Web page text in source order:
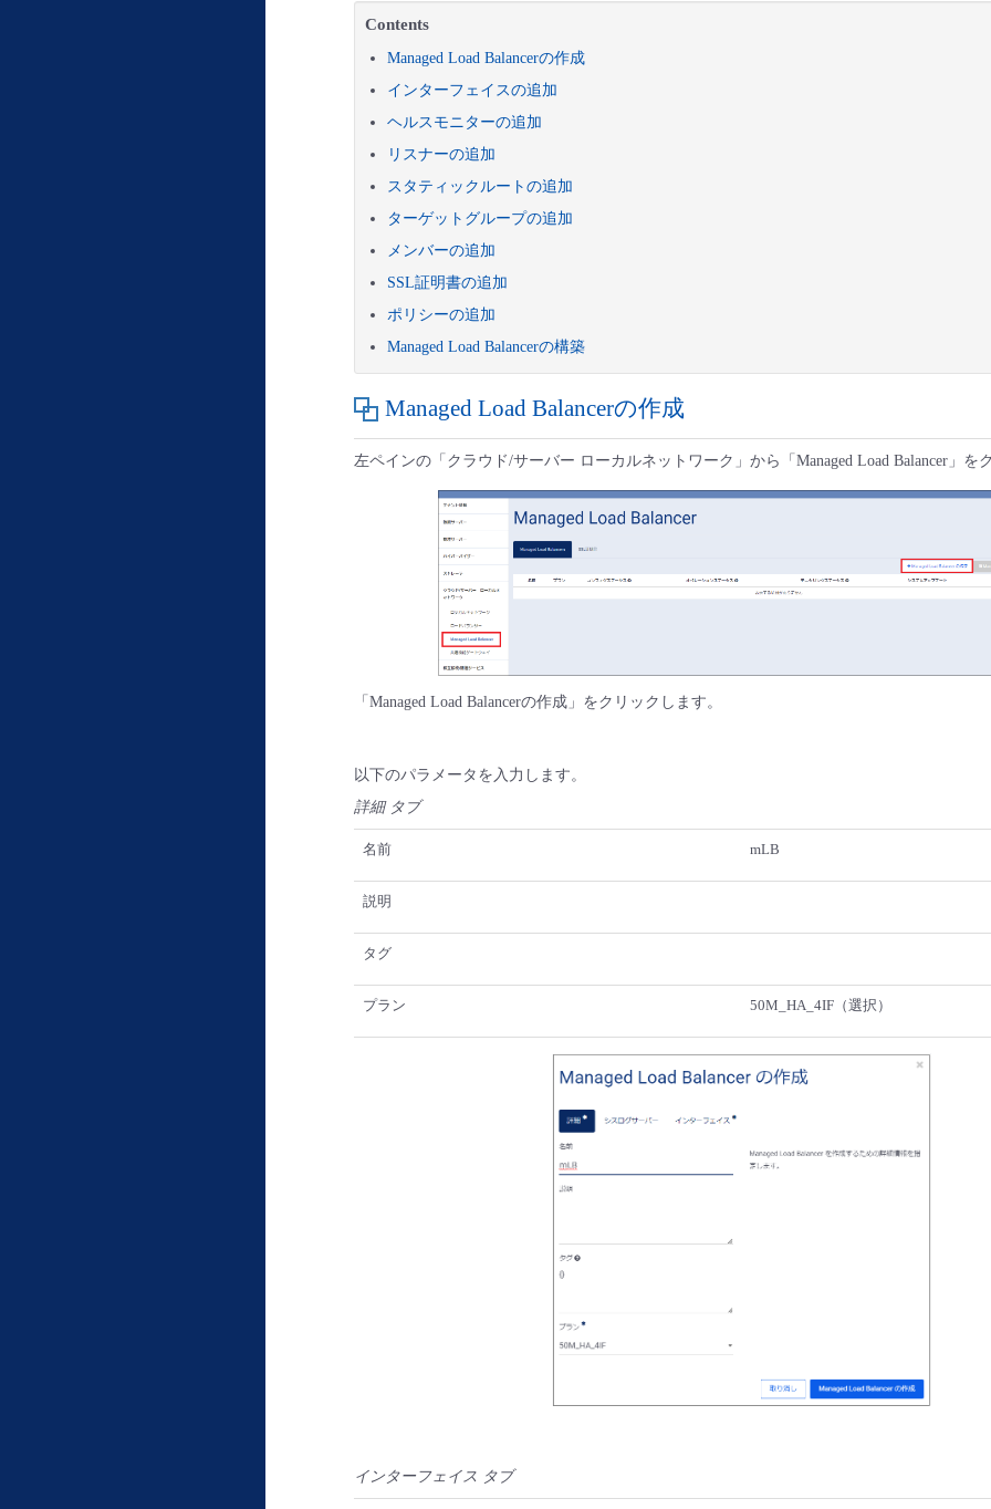
Contents
Managed Load Balancerの作成
インターフェイスの追加
ヘルスモニターの追加
リスナーの追加
スタティックルートの追加
ターゲットグループの追加
メンバーの追加
SSL証明書の追加
ポリシーの追加
Managed Load Balancerの構築
Managed Load Balancerの作成
左ペインの「クラウド/サーバー ローカルネットワーク」から「Managed Load Balancer」を
「Managed Load Balancerの作成」をクリックします。
以下のパラメータを入力します。
詳細 タブ
名前 mLB
説明
タグ
プラン 50M_HA_4IF（選択）
インターフェイス タブ